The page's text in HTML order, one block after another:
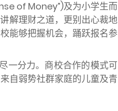
of Money”)及为小学生而
解理财之道，更别出心裁地
能够把握机会，踊跃报名参
一分力。商校合作的模式可
自弱势社群家庭的儿童及青